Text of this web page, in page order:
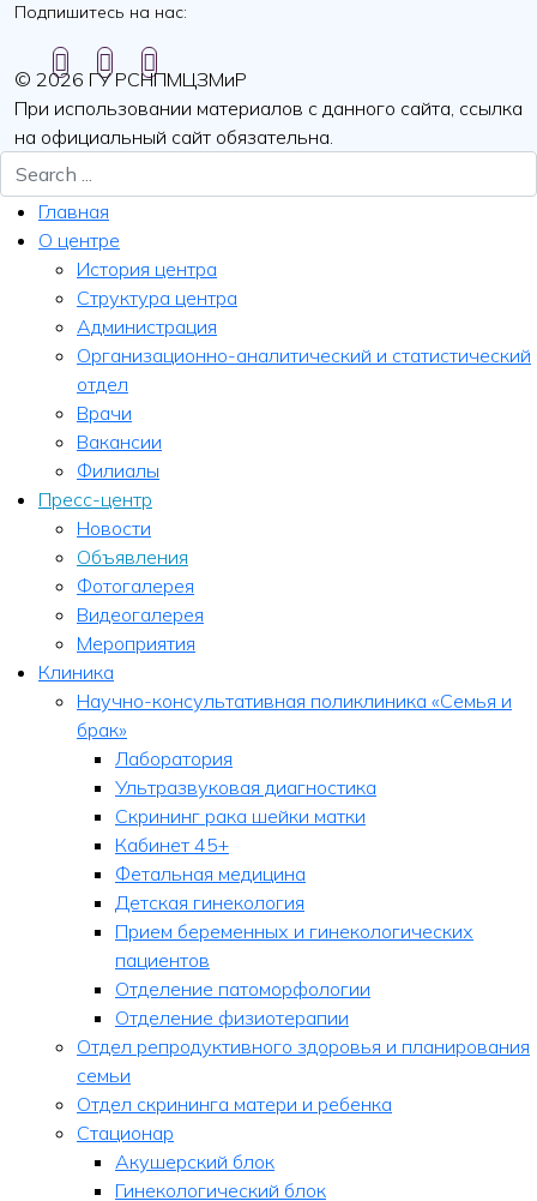
Подпишитесь на нас:
© 2026 ГУ РСНПМЦЗМиР
При использовании материалов с данного сайта, ссылка
на официальный сайт обязательна.
Главная
О центре
История центра
Структура центра
Администрация
Организационно-аналитический и статистический
отдел
Врачи
Вакансии
Филиалы
Пресс-центр
Новости
Объявления
Фотогалерея
Видеогалерея
Мероприятия
Клиника
Научно-консультативная поликлиника «Семья и
брак»
Лаборатория
Ультразвуковая диагностика
Скрининг рака шейки матки
Кабинет 45+
Фетальная медицина
Детская гинекология
Прием беременных и гинекологических
пациентов
Отделение патоморфологии
Отделение физиотерапии
Отдел репродуктивного здоровья и планирования
семьи
Отдел скрининга матери и ребенка
Стационар
Акушерский блок
Гинекологический блок